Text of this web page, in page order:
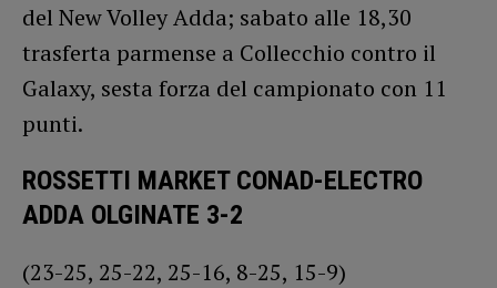
del New Volley Adda; sabato alle 18,30
trasferta parmense a Collecchio contro il
Galaxy, sesta forza del campionato con 11
punti.
ROSSETTI MARKET CONAD-ELECTRO
ADDA OLGINATE 3-2
(23-25, 25-22, 25-16, 8-25, 15-9)